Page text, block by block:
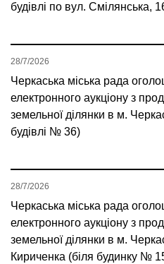
будівлі по вул. Смілянська,
Черкаська міська рада
електронного аукціону з
земельної ділянки в м.
будівлі № 36)
28/7/2026
Черкаська міська рада
електронного аукціону з
земельної ділянки в м.
Кириченка (біля будинку №
28/7/2026